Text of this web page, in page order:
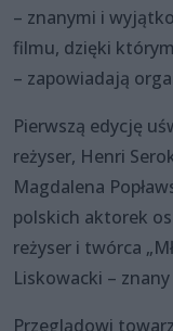
– znanymi i
filmu, dzięki
– zapowiadają
Pierwszą edycję
reżyser, Henri
Magdalena
polskich aktorek
reżyser i twórca
Liskowacki –
Przeglądowi